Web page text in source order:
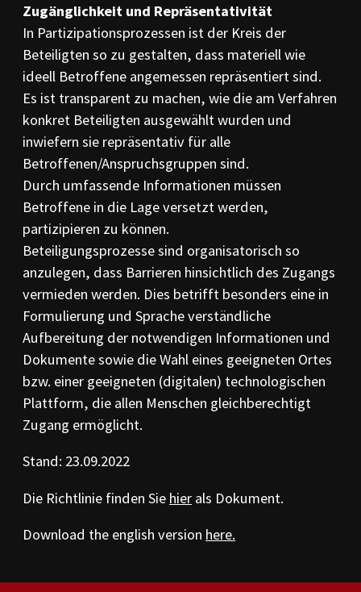
Zugänglichkeit und Repräsentativität
In Partizipationsprozessen ist der Kreis der
Beteiligten so zu gestalten, dass materiell wie
ideell Betroffene angemessen repräsentiert sind.
Es ist transparent zu machen, wie die am Verfahren
konkret Beteiligten ausgewählt wurden und
inwiefern sie repräsentativ für alle
Betroffenen/Anspruchsgruppen sind.
Durch umfassende Informationen müssen
Betroffene in die Lage versetzt werden,
partizipieren zu können.
Beteiligungsprozesse sind organisatorisch so
anzulegen, dass Barrieren hinsichtlich des Zugangs
vermieden werden. Dies betrifft besonders eine in
Formulierung und Sprache verständliche
Aufbereitung der notwendigen Informationen und
Dokumente sowie die Wahl eines geeigneten Ortes
bzw. einer geeigneten (digitalen) technologischen
Plattform, die allen Menschen gleichberechtigt
Zugang ermöglicht.
Stand: 23.09.2022
Die Richtlinie finden Sie hier als Dokument.
Download the english version here.